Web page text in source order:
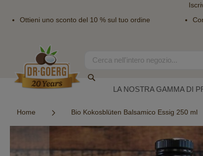
Ottieni uno sconto del 10 % sul tuo ordine
contenuto
Search
LA NOSTRA GAMMA DI
Home Bio Kokosblüten Balsamico Essig 250 ml
fine